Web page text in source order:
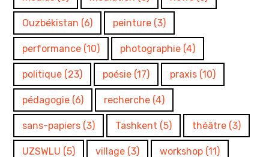
Ouzbékistan (6) peinture (3)
performance (10) photographie (4)
politique (23) poésie (17) praxis (10)
pédagogie (6) recherche (4)
sans-papiers (3) Tashkent (5) théâtre (3)
UZSWLU (5) village (3) workshop (11)